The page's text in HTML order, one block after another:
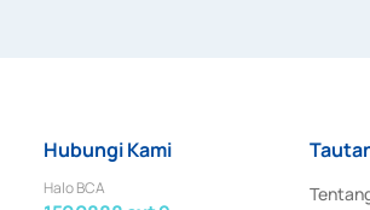
Hubungi Kami
Halo BCA